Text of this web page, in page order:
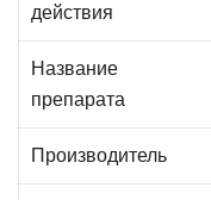
действия
Название
препарата
Производитель